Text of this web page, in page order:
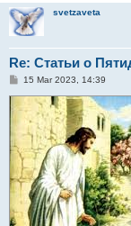
svetzaveta
Re: Статьи о
P
t
15 Mar 2023, 14:39